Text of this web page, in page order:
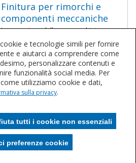
Finitura per rimorchi e
componenti meccaniche
La corrosione delle apparecchiature
di rimorchi e componentistica è un
problema serio per produttori e
operatori. Il nostro innovativo
portafoglio di prodotti è progettato
specificamente per proteggere le
apparecchiature sottoposte a
ambienti difficili.
e tecnologie simili per fornire
e aiutarci a comprendere come
personalizzare contenuti e
funzionalità social media. Per
utilizziamo cookie e dati,
sulla privacy.
tutti i cookie non essenziali
preferenze cookie